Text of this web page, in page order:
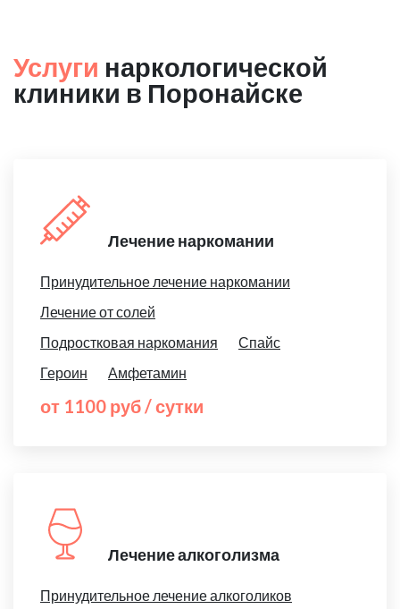
Услуги наркологической
клиники в Поронайске
Лечение наркомании
Принудительное лечение наркомании
Лечение от солей
Подростковая наркомания
Спайс
Героин
Амфетамин
от 1100 руб / сутки
Лечение алкоголизма
Принудительное лечение алкоголиков